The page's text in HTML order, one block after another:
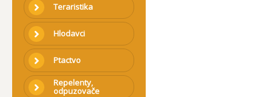
Teraristika
Hlodavci
Ptactvo
Repelenty,
odpuzovače